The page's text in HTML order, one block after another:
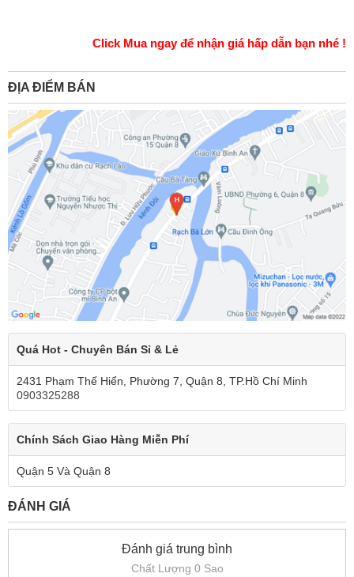
Click Mua ngay để nhận giá hấp dẫn bạn nhé !
ĐỊA ĐIỂM BÁN
Quá Hot - Chuyên Bán Sỉ & Lẻ
2431 Phạm Thế Hiển, Phường 7, Quận 8, TP.Hồ Chí Minh
0903325288
Chính Sách Giao Hàng Miễn Phí
Quận 5 Và Quận 8
ĐÁNH GIÁ
Đánh giá trung bình
Chất Lượng 0 Sao